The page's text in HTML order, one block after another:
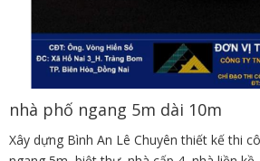
nhà phố ngang 5m dài 10m
Xây dựng Bình An Lê Chuyên thiết kế thi